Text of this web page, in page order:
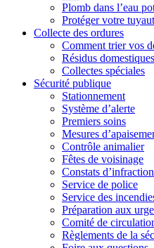
Plomb dans l’eau
Protéger votre
Collecte des ordures
Comment trier vos
Résidus
Collectes spéciales
Sécurité publique
Stationnement
Système d’alerte
Premiers soins
Mesures
Contrôle animalier
Fêtes de voisinage
Constats d’infraction
Service de police
Service des
Préparation aux
Comité de
Règlements de la